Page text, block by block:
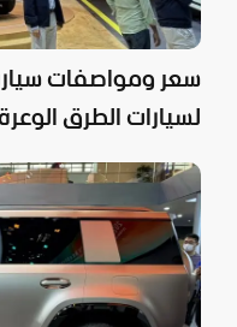
سعر ومواصفات سيارة
لسيارات الطرق